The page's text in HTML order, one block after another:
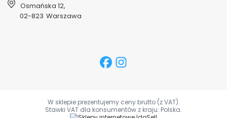
Osmańska 12,
02-823 Warszawa
W sklepie prezentujemy ceny brutto (z VAT).
Stawki VAT dla konsumentów z kraju: Polska.